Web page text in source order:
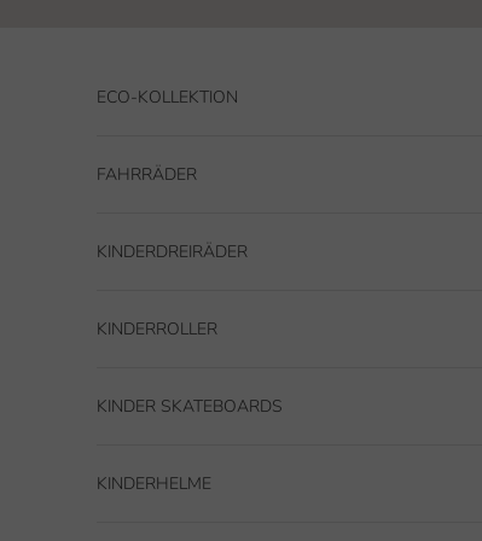
ECO-KOLLEKTION
FAHRRÄDER
KINDERDREIRÄDER
KINDERROLLER
KINDER SKATEBOARDS
KINDERHELME